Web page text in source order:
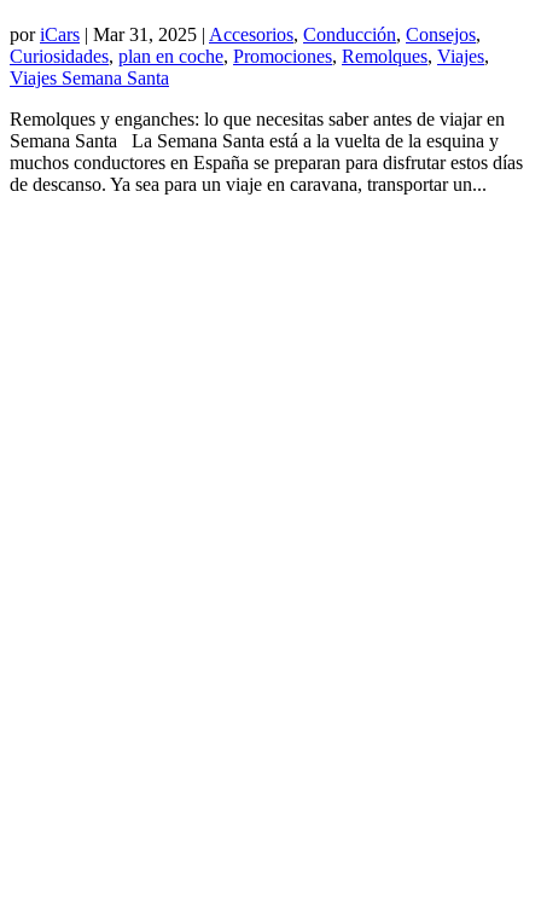
poriCars | Mar 31, 2025 | Accesorios, Conducción, Consejos,
Curiosidades, plan en coche, Promociones, Remolques, Viajes,
Viajes Semana Santa
Remolques y enganches: lo que necesitas saber antes de viajar en
Semana Santa La Semana Santa está a la vuelta de la esquina y
muchos conductores en España se preparan para disfrutar estos días
de descanso. Ya sea para un viaje en caravana, transportar un...